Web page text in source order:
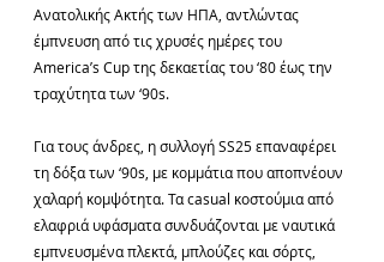
Ανατολικής Ακτής των ΗΠΑ, αντλώντας
έμπνευση από τις χρυσές ημέρες του
America’s Cup της δεκαετίας του ‘80 έως την
τραχύτητα των ‘90s.
Για τους άνδρες, η συλλογή SS25 επαναφέρει
τη δόξα των ‘90s, με κομμάτια που αποπνέουν
χαλαρή κομψότητα. Τα casual κοστούμια από
ελαφριά υφάσματα συνδυάζονται με ναυτικά
εμπνευσμένα πλεκτά, μπλούζες και σόρτς,